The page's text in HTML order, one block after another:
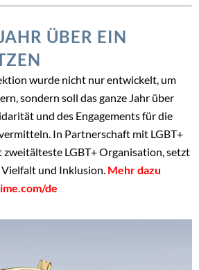
ÜBER EIN
wurde nicht nur entwickelt, um
sondern soll das ganze Jahr über
und des Engagements für die
In Partnerschaft mit LGBT+
LGBT+ Organisation, setzt
und Inklusion. Mehr dazu
de